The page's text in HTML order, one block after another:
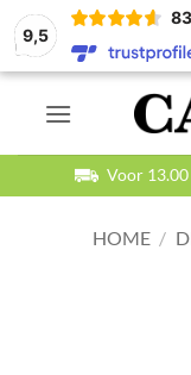
9,5
Ga
Voor 13.00
HOME /